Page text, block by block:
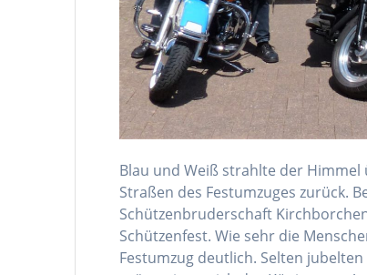
Blau und Weiß strahlte der
Straßen des Festumzuges zurück.
Schützenbruderschaft
Schützenfest. Wie sehr die
Festumzug deutlich. Selten